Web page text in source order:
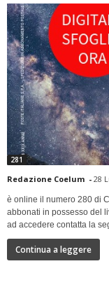
281
Redazione Coelum - 28
è online il numero 280 di
abbonati in possesso del
ad accedere contatta la
Continua a leggere